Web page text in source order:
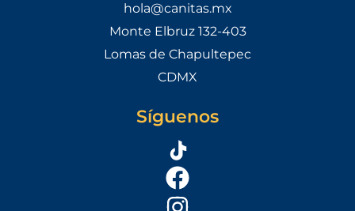
hola@canitas.mx
Monte Elbruz 132-403
Lomas de Chapultepec
CDMX
Síguenos